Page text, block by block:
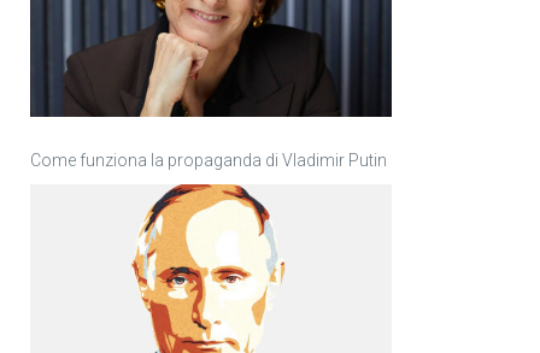
Come funziona la propaganda di Vladimir Putin